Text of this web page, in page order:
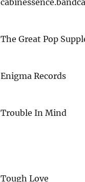
The Great Pop
Enigma Records
Trouble In Mind
Tough Love